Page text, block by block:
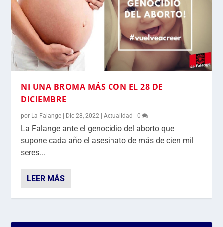
NI UNA BROMA MÁS CON EL 28 DE
DICIEMBRE
por La Falange | Dic 28, 2022 |Actualidad |0
La Falange ante el genocidio del aborto que
supone cada año el asesinato de más de cien mil
seres...
LEER MÁS